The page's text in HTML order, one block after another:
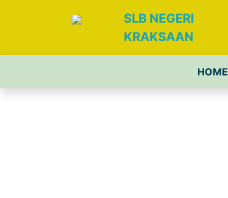
SLB NEGERI
KRAKSAAN
HOME